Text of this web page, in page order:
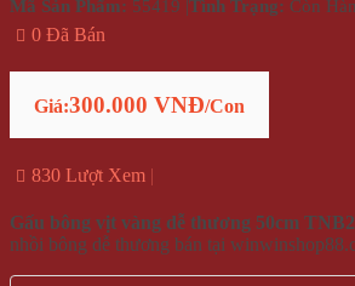
Mã Sản Phẩm: 55419 |Tình Trạng: Còn
0 Đã Bán
Giá:300.000 VNĐ/Con
830 Lượt Xem
Gấu bông vịt vàng dễ thương 50cm
nhồi bông dễ thương bán tại